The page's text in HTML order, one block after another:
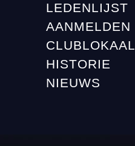
LEDENLIJST
AANMELDEN
CLUBLOKAAL
HISTORIE
NIEUWS